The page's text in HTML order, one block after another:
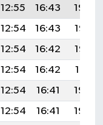
12:55 16:43
19:54
12:54 16:43
19:53
12:54 16:42
19:52
12:54 16:42
19:51
12:54 16:41
19:50
12:54 16:41
19:48